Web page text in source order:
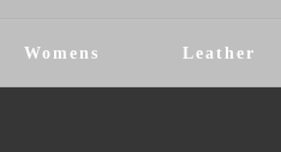
Womens Leather